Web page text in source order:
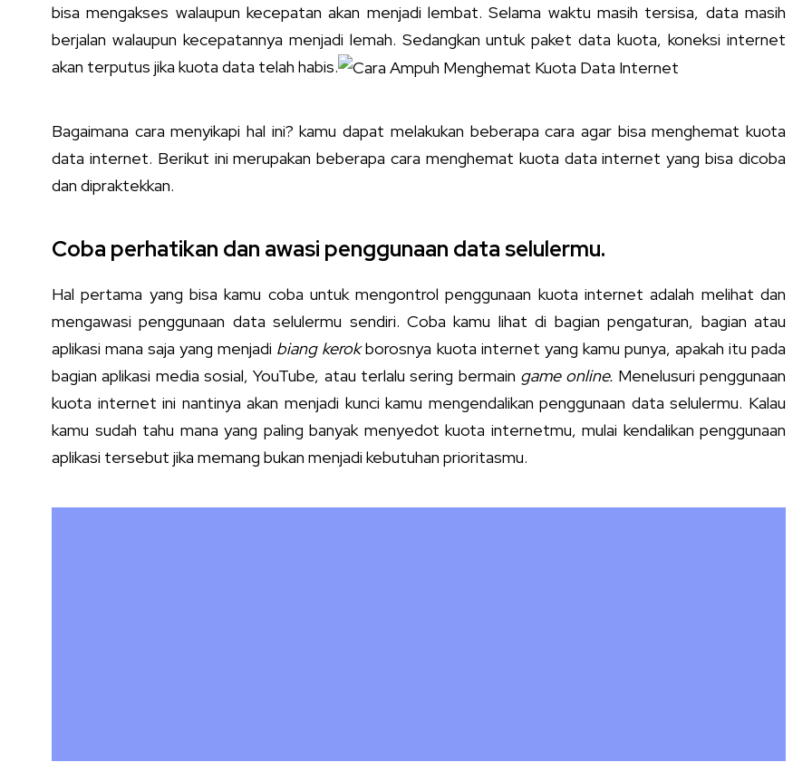
bisa mengakses walaupun kecepatan akan menjadi lembat. Selama waktu masih tersisa, data masih
berjalan walaupun kecepatannya menjadi lemah. Sedangkan untuk paket data kuota, koneksi internet
akan terputus jika kuota data telah habis.
Bagaimana cara menyikapi hal ini? kamu dapat melakukan beberapa cara agar bisa menghemat kuota
data internet. Berikut ini merupakan beberapa cara menghemat kuota data internet yang bisa dicoba
dan dipraktekkan.
Coba perhatikan dan awasi penggunaan data selulermu.
Hal pertama yang bisa kamu coba untuk mengontrol penggunaan kuota internet adalah melihat dan
mengawasi penggunaan data selulermu sendiri. Coba kamu lihat di bagian pengaturan, bagian atau
aplikasi mana saja yang menjadi biang kerokborosnya kuota internet yang kamu punya, apakah itu pada
bagian aplikasi media sosial, YouTube, atau terlalu sering bermain game online. Menelusuri penggunaan
kuota internet ini nantinya akan menjadi kunci kamu mengendalikan penggunaan data selulermu. Kalau
kamu sudah tahu mana yang paling banyak menyedot kuota internetmu, mulai kendalikan penggunaan
aplikasi tersebut jika memang bukan menjadi kebutuhan prioritasmu.